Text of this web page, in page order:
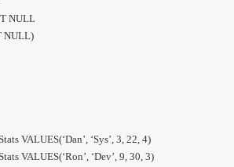
NULL
NULL)
VALUES(‘Dan’, ‘Sys’, 3, 22, 4)
VALUES(‘Ron’, ‘Dev’, 9, 30, 3)